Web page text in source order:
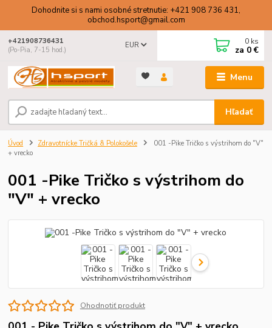
Dohodnite si s nami osobné stretnutie: +421 908 736 431,
obchod.hsport@gmail.com
Menu
EUR
Hľadať
+421908736431
(Po-Pia, 7-15 hod.)
0 ks
za 0 €
Úvod Zdravotnícke Tričká & Polokošele
001 -Pike Tričko s výstrihom do "V"
+ vrecko
001 -Pike Tričko s výstrihom do
"V" + vrecko
Ohodnotiť produkt